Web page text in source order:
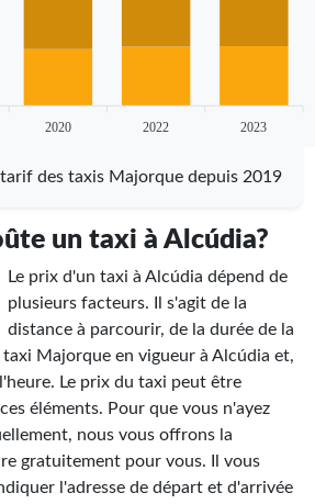
2020 2022 2023
des taxis Majorque depuis 2019
un taxi à Alcúdia?
Le prix d'un taxi à Alcúdia dépend de
plusieurs facteurs. Il s'agit de la
distance à parcourir, de la durée de la
Majorque en vigueur à Alcúdia et,
Le prix du taxi peut être
éléments. Pour que vous n'ayez
nous vous offrons la
gratuitement pour vous. Il vous
l'adresse de départ et d'arrivée